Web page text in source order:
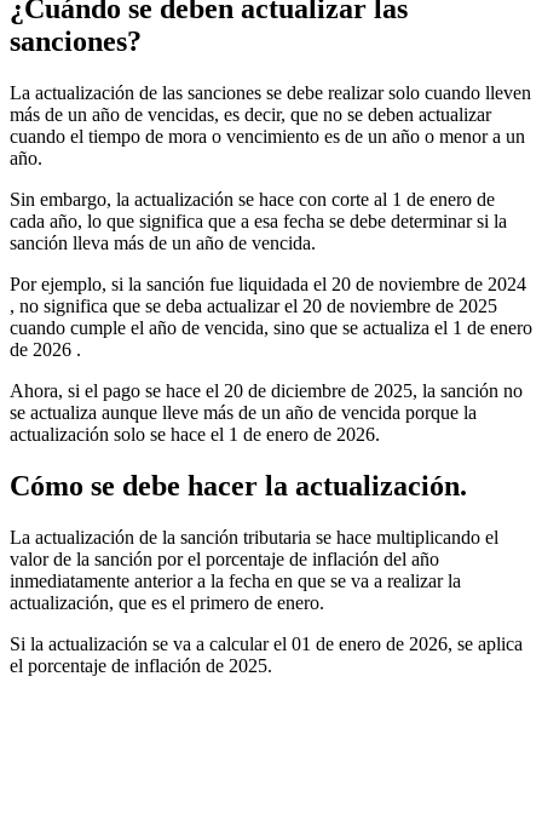
¿Cuándo se deben actualizar las
sanciones?
La actualización de las sanciones se debe realizar solo cuando lleven
más de un año de vencidas, es decir, que no se deben actualizar
cuando el tiempo de mora o vencimiento es de un año o menor a un
año.
Sin embargo, la actualización se hace con corte al 1 de enero de
cada año, lo que significa que a esa fecha se debe determinar si la
sanción lleva más de un año de vencida.
Por ejemplo, si la sanción fue liquidada el 20 de noviembre de 2024
, no significa que se deba actualizar el 20 de noviembre de 2025
cuando cumple el año de vencida, sino que se actualiza el 1 de enero
de 2026 .
Ahora, si el pago se hace el 20 de diciembre de 2025, la sanción no
se actualiza aunque lleve más de un año de vencida porque la
actualización solo se hace el 1 de enero de 2026.
Cómo se debe hacer la actualización.
La actualización de la sanción tributaria se hace multiplicando el
valor de la sanción por el porcentaje de inflación del año
inmediatamente anterior a la fecha en que se va a realizar la
actualización, que es el primero de enero.
Si la actualización se va a calcular el 01 de enero de 2026, se aplica
el porcentaje de inflación de 2025.